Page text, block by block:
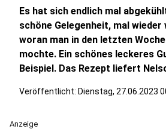
Es hat sich endlich mal
schöne Gelegenheit, mal wieder
woran man in den letzten
mochte. Ein schönes leckeres
Beispiel. Das Rezept liefert
Veröffentlicht: Dienstag, 27.06.2023
Anzeige